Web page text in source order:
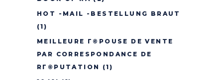
HOT -MAIL -BESTELLUNG BRAUT
(1)
MEILLEURE Г©POUSE DE VENTE
PAR CORRESPONDANCE DE
RГ©PUTATION
(1)